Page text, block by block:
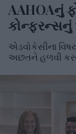
AAHOAનું
એડવોકેસીના
અછતને હળવી